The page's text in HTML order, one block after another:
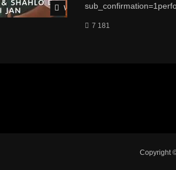
Watch Later
7 181
Copyright